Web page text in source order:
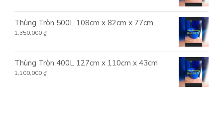
Thùng Tròn 500L 108cm x 82cm x 77cm
1,350,000 ₫
Thùng Tròn 400L 127cm x 110cm x 43cm
1,100,000 ₫